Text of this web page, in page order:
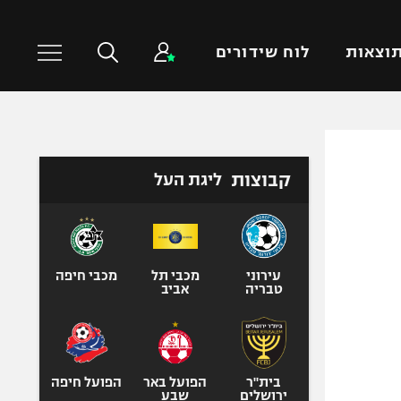
תוצאות לוח שידורים
טניס
כדורעף
ספורט אולימפי
קבוצות ליגת העל
עירוני
טבריה
מכבי תל
אביב
מכבי חיפה
בית"ר
ירושלים
הפועל באר
שבע
הפועל חיפה